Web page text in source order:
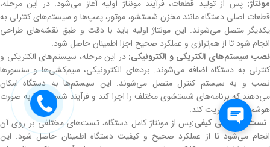
مونتاژ: پس از تولید قطعات، فرآیند مونتاژ اولیه آغاز می‌شود. در این مرحله،
قطعات اصلی دستگاه مانند مخزن شستشو، موتور، پمپ‌ها و سیستم‌های کنترلی به
یکدیگر متصل می‌شوند. این مونتاژ اولیه باید با دقت و طبق نقشه‌های طراحی
انجام شود تا از هم‌ترازی و عملکرد صحیح اجزا اطمینان حاصل شود.
نصب سیستم‌های الکتریکی و الکترونیکی: در این مرحله، سیستم‌های الکتریکی و
کنترلی به دستگاه اضافه می‌شوند. بردهای الکترونیکی، سیم‌کشی‌ها و سنسورها
نصب و به سیستم کنترل متصل می‌شوند. این سیستم‌ها به دستگاه امکان
می‌دهند که برنامه‌های شستشوی مختلف را اجرا کند و فرآیند شستشو را به صورت
هوشمندانه مدیریت کند.
تست و بررسی کیفی:پس از مونتاژ کامل دستگاه، تست‌های مختلفی بر روی آن
انجام می‌شود تا از عملکرد صحیح و کیفیت دستگاه اطمینان حاصل شود. این